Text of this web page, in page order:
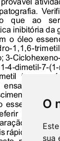
O
sua